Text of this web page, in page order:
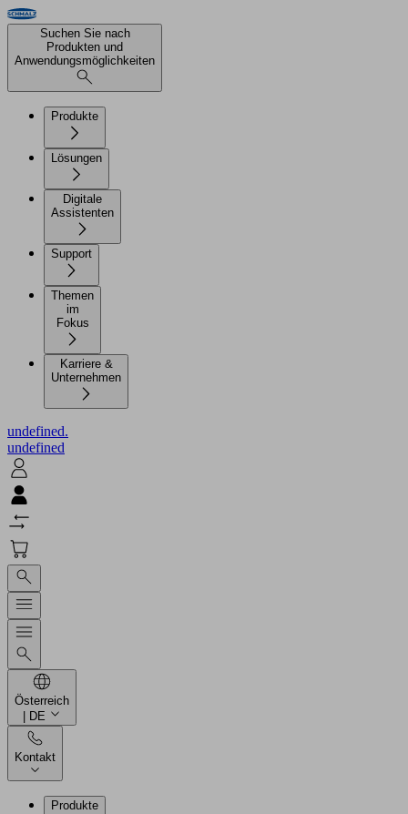
Suchen Sie nach
Produkten und
Anwendungsmöglichkeiten
Produkte
Lösungen
Digitale
Assistenten
Support
Themen
im
Karriere &
Unternehmen
undefined.
undefined
Österreich
| DE
Kontakt
Produkte